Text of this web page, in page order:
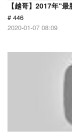
【越哥】2017年“
# 446
2020-01-07 08:09